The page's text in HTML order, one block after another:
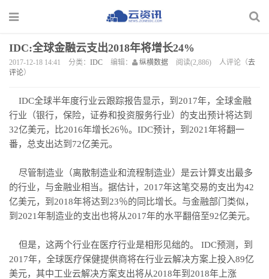
IDC:全球金融云支出2018年将增长24%
2017-12-18 14:41 分类： IDC 编辑： 纵横数据 阅读(2,886) 人评论（去
评论）
IDC全球半年度行业云跟踪报告显示，到2017年，全球金融
行业（银行，保险，证券和投资服务行业）的支出预计将达到
32亿美元，比2016年增长26％。IDC预计，到2021年将翻一
番，总支出达到72亿美元。
尽管制造业（离散制造业和流程制造业）是云计算支出最多
的行业，与金融业相当。据估计，2017年这笔交易的支出为42
亿美元，到2018年将达到23％的同比增长。与金融部门类似，
到2021年制造业的支出也将从2017年的水平翻倍至92亿美元。
但是，这两个行业在医疗行业是相形见绌的。 IDC预测，到
2017年，全球医疗保健提供商将在行业云解决方案上投入89亿
美元，其中工业云解决方案支出将从2018年到2018年上涨